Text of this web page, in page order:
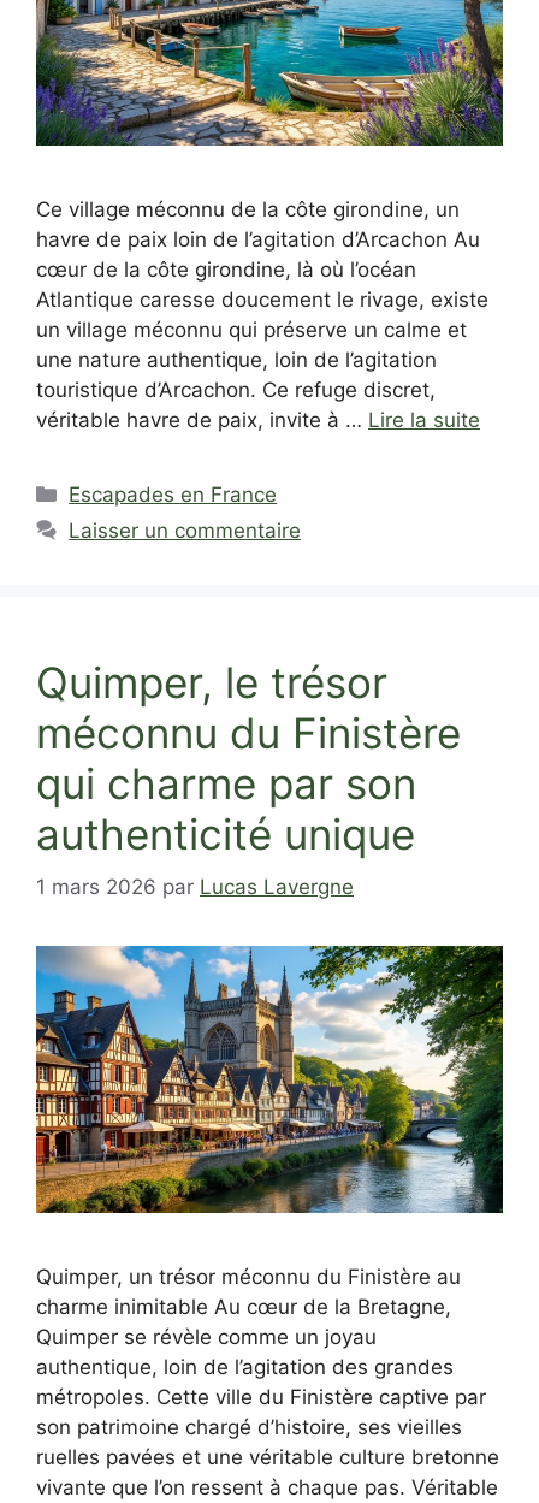
Ce village méconnu de la côte girondine, un
havre de paix loin de l’agitation d’Arcachon Au
cœur de la côte girondine, là où l’océan
Atlantique caresse doucement le rivage, existe
un village méconnu qui préserve un calme et
une nature authentique, loin de l’agitation
touristique d’Arcachon. Ce refuge discret,
véritable havre de paix, invite à … Lire la suite
Catégories
Escapades en France
Laisser un commentaire
Quimper, le trésor
méconnu du Finistère
qui charme par son
authenticité unique
1 mars 2026 par Lucas Lavergne
Quimper, un trésor méconnu du Finistère au
charme inimitable Au cœur de la Bretagne,
Quimper se révèle comme un joyau
authentique, loin de l’agitation des grandes
métropoles. Cette ville du Finistère captive par
son patrimoine chargé d’histoire, ses vieilles
ruelles pavées et une véritable culture bretonne
vivante que l’on ressent à chaque pas. Véritable